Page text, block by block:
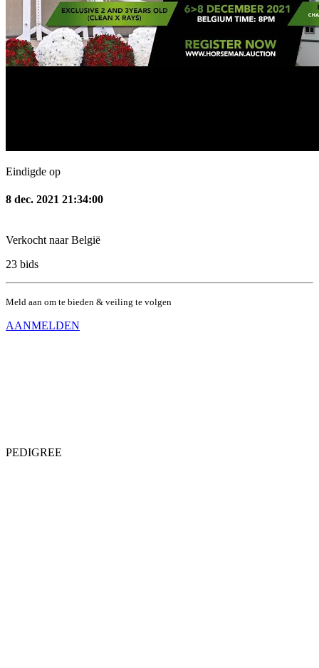
Eindigde op
8 dec. 2021 21:34:00
Verkocht naarBelgië
23 bids
Meld aan om te bieden & veiling te volgen
AANMELDEN
PEDIGREE